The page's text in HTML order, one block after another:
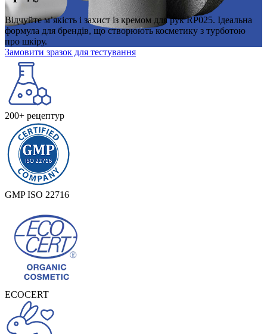
Відчуйте м’якість і захист із кремом для рук RP025. Ідеальна
формула для брендів, що створюють косметику з турботою
про шкіру.
Замовити зразок для тестування
200+ рецептур
GMP ISO 22716
ECOCERT